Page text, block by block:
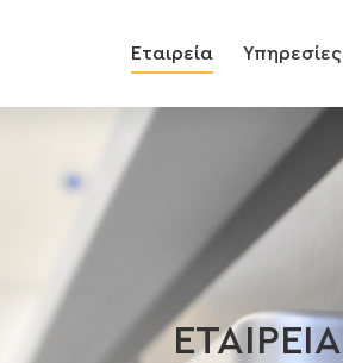
Εταιρεία Υπηρεσίες
ΕΤΑΙΡΕΙΑ